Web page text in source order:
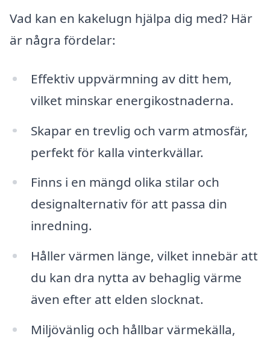
Vad kan en kakelugn hjälpa dig med? Här
är några fördelar:
Effektiv uppvärmning av ditt hem,
vilket minskar energikostnaderna.
Skapar en trevlig och varm atmosfär,
perfekt för kalla vinterkvällar.
Finns i en mängd olika stilar och
designalternativ för att passa din
inredning.
Håller värmen länge, vilket innebär att
du kan dra nytta av behaglig värme
även efter att elden slocknat.
Miljövänlig och hållbar värmekälla,